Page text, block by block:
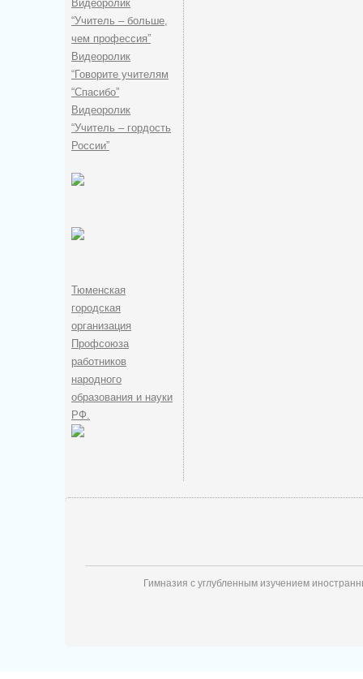
Видеоролик
“Учитель – больше,
чем профессия”
Видеоролик
“Говорите учителям
“Спасибо”
Видеоролик
“Учитель – гордость
России”
Тюменская
городская
организация
Профсоюза
работников
народного
образования и науки
РФ.
Гимназия с углубленным изучением